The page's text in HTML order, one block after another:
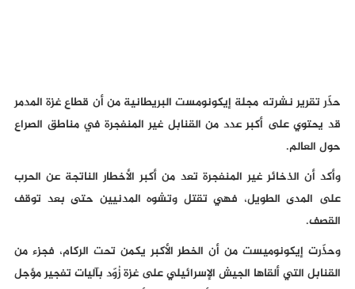
حذّر تقرير نشرته مجلة إيكونومست البريطانية من أن قطاع غزة المدمر
قد يحتوي على أكبر عدد من القنابل غير المنفجرة في مناطق الصراع
حول العالم.
وأكد أن الذخائر غير المنفجرة تعد من أكبر الأخطار الناتجة عن الحرب
على المدى الطويل، فهي تقتل وتشوه المدنيين حتى بعد توقف
القصف.
وحذّرت إيكونوميست من أن الخطر الأكبر يكمن تحت الركام، فجزء من
القنابل التي ألقاها الجيش الإسرائيلي على غزة زُوّد بآليات تفجير مؤجل